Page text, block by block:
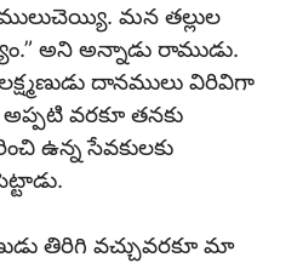
మన తల్లుల
అని అన్నాడు రాముడు.
దానములు విరివిగా
వరకూ తనకు
ఉన్న సేవకులకు
తిరిగి వచ్చువరకూ మా